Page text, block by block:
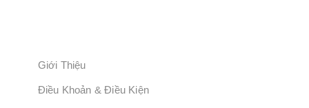
Giới Thiệu
Điều Khoản & Điều Kiện